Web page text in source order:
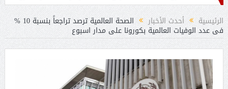
الرئيسية أحدث الأخبار الصحة العالمية ترصد تراجعاً بنسبة 10 %
فى عدد الوفيات العالمية بكورونا على مدار اسبوع